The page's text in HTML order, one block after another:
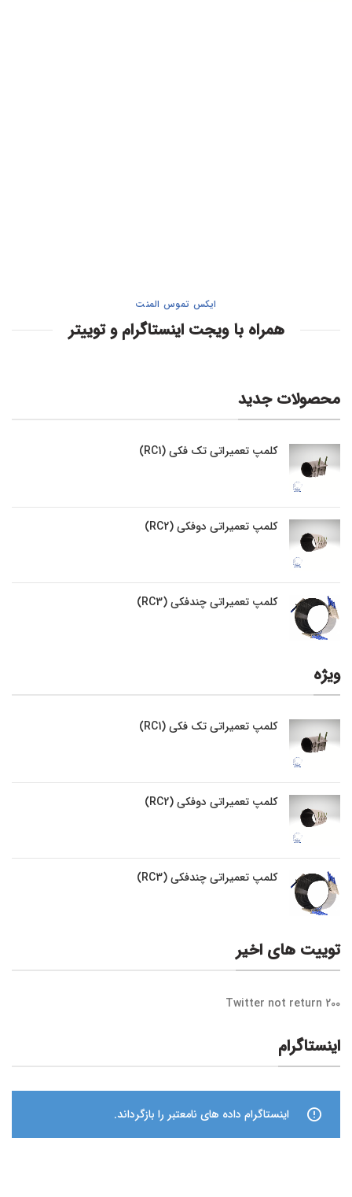
ایکس تموس المنت
همراه با ویجت اینستاگرام و توییتر
محصولات جدید
کلمپ تعمیراتی تک فکی (RC1)
کلمپ تعمیراتی دوفکی (RC2)
کلمپ تعمیراتی چندفکی (RC3)
ویژه
کلمپ تعمیراتی تک فکی (RC1)
کلمپ تعمیراتی دوفکی (RC2)
کلمپ تعمیراتی چندفکی (RC3)
توییت های اخیر
Twitter not return 200
اینستاگرام
اینستاگرام داده های نامعتبر را بازگرداند.